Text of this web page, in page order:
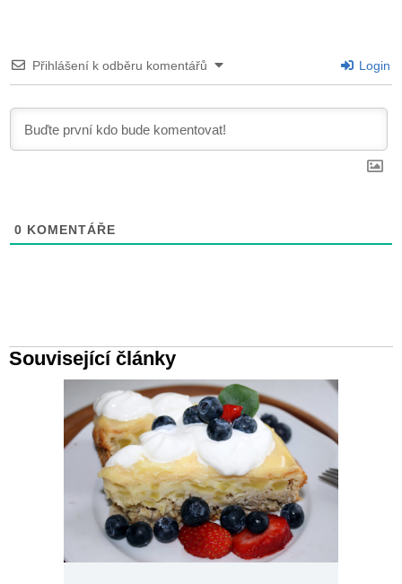
Přihlášení k odběru komentářů Login
0 KOMENTÁŘE
Související články